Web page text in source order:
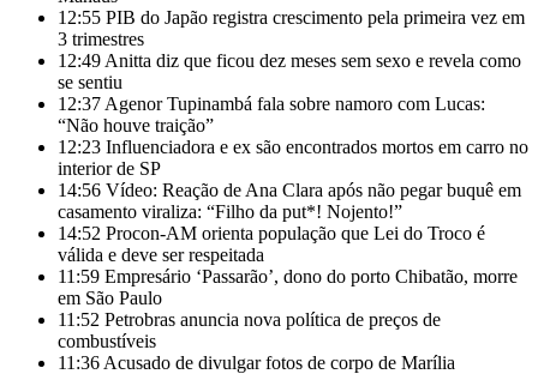
12:55 PIB do Japão registra crescimento pela primeira vez em
3 trimestres
12:49 Anitta diz que ficou dez meses sem sexo e revela como
se sentiu
12:37 Agenor Tupinambá fala sobre namoro com Lucas:
“Não houve traição”
12:23 Influenciadora e ex são encontrados mortos em carro no
interior de SP
14:56 Vídeo: Reação de Ana Clara após não pegar buquê em
casamento viraliza: “Filho da put*! Nojento!”
14:52 Procon-AM orienta população que Lei do Troco é
válida e deve ser respeitada
11:59 Empresário ‘Passarão’, dono do porto Chibatão, morre
em São Paulo
11:52 Petrobras anuncia nova política de preços de
combustíveis
11:36 Acusado de divulgar fotos de corpo de Marília